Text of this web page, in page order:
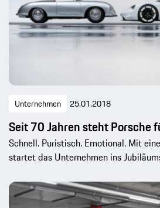
Unternehmen 25.01.2018
Seit 70 Jahren steht Porsche
Schnell. Puristisch. Emotional. Mit
startet das Unternehmen ins